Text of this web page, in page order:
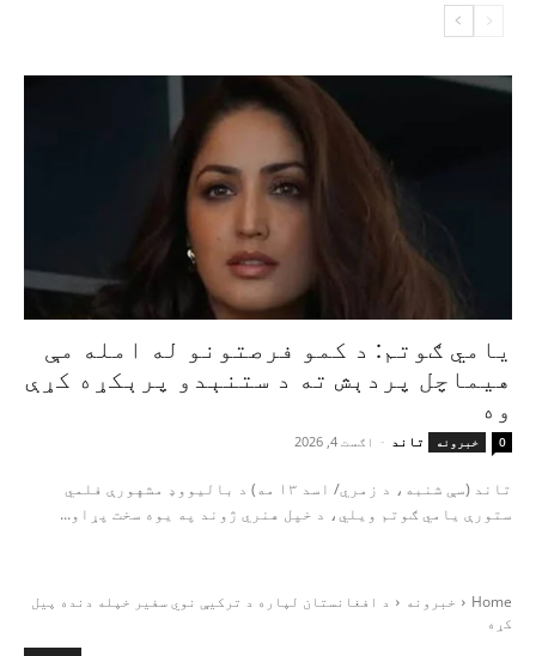
یامي ګوتم: د کمو فرصتونو له امله مې
هیماچل پردېش ته د ستنېدو پرېکړه کړې
وه
خبرونه تاند - اګست 4, 2026 0
تاند (سې شنبه، د زمري/ اسد ۱۳ مه) د بالیووډ مشهورې فلمي
ستورې یامي ګوتم ویلي، د خپل هنري ژوند په یوه سخت پړاو...